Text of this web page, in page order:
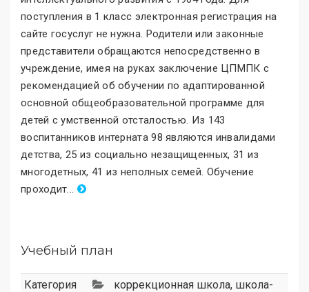
поступления в 1 класс электронная регистрация на
сайте госуслуг не нужна. Родители или законные
представители обращаются непосредственно в
учреждение, имея на руках заключение ЦПМПК с
рекомендацией об обучении по адаптированной
основной общеобразовательной программе для
детей с умственной отсталостью. Из 143
воспитанников интерната 98 являются инвалидами
детства, 25 из социально незащищенных, 31 из
многодетных, 41 из неполных семей. Обучение
проходит...
Учебный план
Категория коррекционная школа, школа-